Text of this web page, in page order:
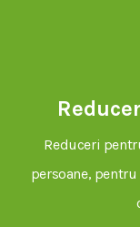
Reduceri
persoane,